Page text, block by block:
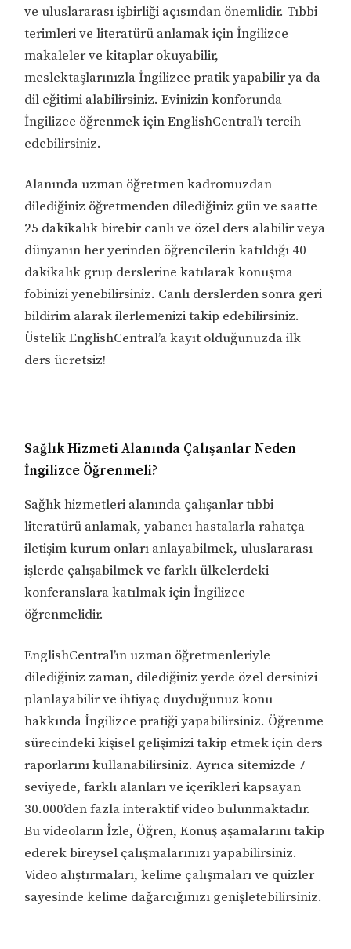
ve uluslararası işbirliği açısından önemlidir. Tıbbi
terimleri ve literatürü anlamak için İngilizce
makaleler ve kitaplar okuyabilir,
meslektaşlarınızla İngilizce pratik yapabilir ya da
dil eğitimi alabilirsiniz. Evinizin konforunda
İngilizce öğrenmek için EnglishCentral’ı tercih
edebilirsiniz.
Alanında uzman öğretmen kadromuzdan
dilediğiniz öğretmenden dilediğiniz gün ve saatte
25 dakikalık birebir canlı ve özel ders alabilir veya
dünyanın her yerinden öğrencilerin katıldığı 40
dakikalık grup derslerine katılarak konuşma
fobinizi yenebilirsiniz. Canlı derslerden sonra geri
bildirim alarak ilerlemenizi takip edebilirsiniz.
Üstelik EnglishCentral’a kayıt olduğunuzda ilk
ders ücretsiz!
Sağlık Hizmeti Alanında Çalışanlar Neden
İngilizce Öğrenmeli?
Sağlık hizmetleri alanında çalışanlar tıbbi
literatürü anlamak, yabancı hastalarla rahatça
iletişim kurum onları anlayabilmek, uluslararası
işlerde çalışabilmek ve farklı ülkelerdeki
konferanslara katılmak için İngilizce
öğrenmelidir.
EnglishCentral’ın uzman öğretmenleriyle
dilediğiniz zaman, dilediğiniz yerde özel dersinizi
planlayabilir ve ihtiyaç duyduğunuz konu
hakkında İngilizce pratiği yapabilirsiniz. Öğrenme
sürecindeki kişisel gelişimizi takip etmek için ders
raporlarını kullanabilirsiniz. Ayrıca sitemizde 7
seviyede, farklı alanları ve içerikleri kapsayan
30.000’den fazla interaktif video bulunmaktadır.
Bu videoların İzle, Öğren, Konuş aşamalarını takip
ederek bireysel çalışmalarınızı yapabilirsiniz.
Video alıştırmaları, kelime çalışmaları ve quizler
sayesinde kelime dağarcığınızı genişletebilirsiniz.